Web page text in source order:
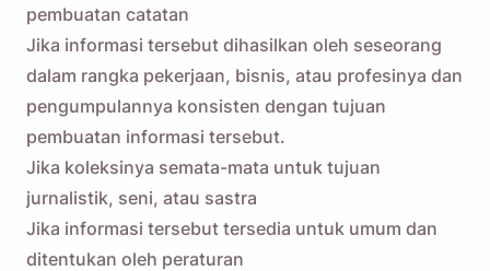
pembuatan catatan
Jika informasi tersebut dihasilkan oleh seseorang
dalam rangka pekerjaan, bisnis, atau profesinya dan
pengumpulannya konsisten dengan tujuan
pembuatan informasi tersebut.
Jika koleksinya semata-mata untuk tujuan
jurnalistik, seni, atau sastra
Jika informasi tersebut tersedia untuk umum dan
ditentukan oleh peraturan